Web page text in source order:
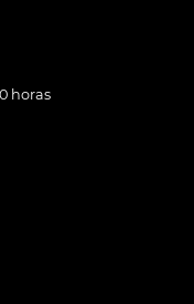
horas